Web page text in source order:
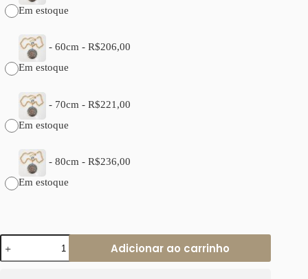
Em estoque
- 60cm - R$206,00
Em estoque
- 70cm - R$221,00
Em estoque
- 80cm - R$236,00
Em estoque
Colar
Tibetano
de
Adicionar ao carrinho